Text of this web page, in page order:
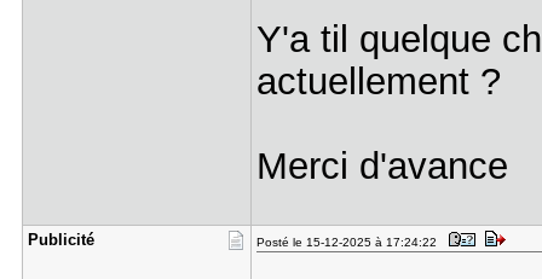
Y'a til quelque
actuellement ?
Merci d'avance
Publicité Posté le 15-12-2025 à 17:24:22